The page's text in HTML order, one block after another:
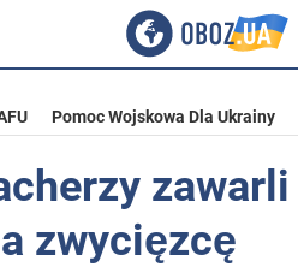
Pomoc Wojskowa Dla Ukrainy
zawarli
zwycięzcę